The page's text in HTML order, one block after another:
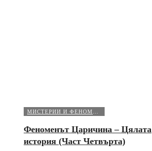
Феноменът Царичина – Цялата
история (Част Четвърта)